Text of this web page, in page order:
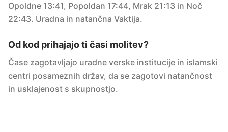
Opoldne 13:41, Popoldan 17:44, Mrak 21:13 in Noč
22:43. Uradna in natančna Vaktija.
Od kod prihajajo ti časi molitev?
Čase zagotavljajo uradne verske institucije in islamski
centri posameznih držav, da se zagotovi natančnost
in usklajenost s skupnostjo.